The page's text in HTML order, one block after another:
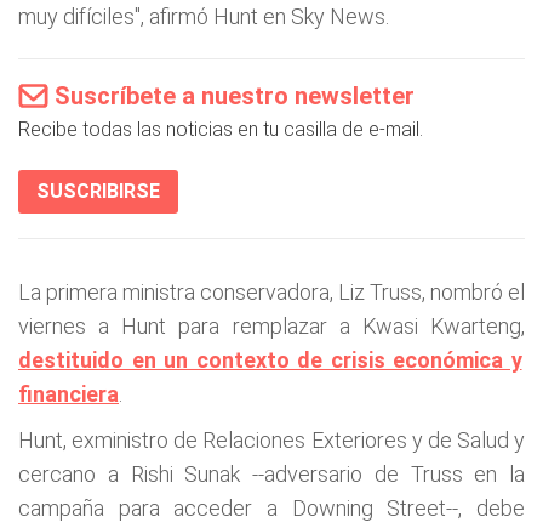
muy difíciles", afirmó Hunt en Sky News.
Suscríbete a nuestro newsletter
Recibe todas las noticias en tu casilla de e-mail.
SUSCRIBIRSE
La primera ministra conservadora, Liz Truss, nombró el
viernes a Hunt para remplazar a Kwasi Kwarteng,
destituido en un contexto de crisis económica y
financiera
Hunt, exministro de Relaciones Exteriores y de Salud y
cercano a Rishi Sunak --adversario de Truss en la
campaña para acceder a Downing Street--, debe